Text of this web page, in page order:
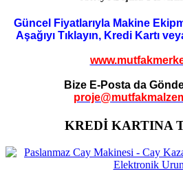
Güncel Fiyatlarıyla Makine
Aşağıyı Tıklayın, Kredi Kartı
Bize E-Posta da
KREDİ KARTINA